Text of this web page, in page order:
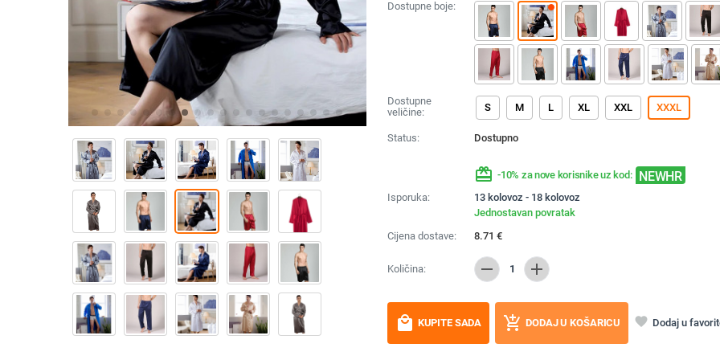
Dostupne boje:
Dostupne
veličine:
S M L XL XXL XXXL
Status: Dostupno
redeem -10% za nove korisnike uz kod: NEWHR
Isporuka:
13 kolovoz - 18 kolovoz
Jednostavan povratak
Cijena dostave:
8.71 €
Količina: remove 1 add
local_mall KUPITE SADA add_shopping_cart DODAJ U KOŠARICU favorite Dodaj u